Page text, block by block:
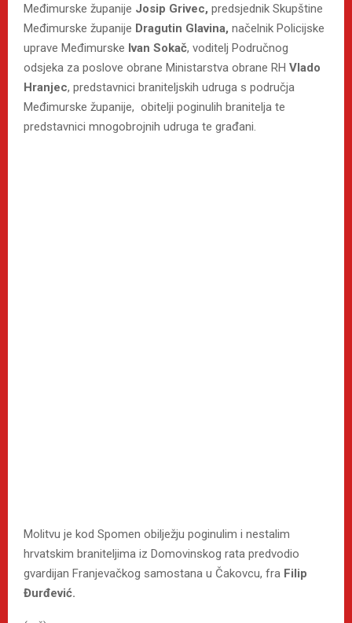
Međimurske županije Josip Grivec, predsjednik Skupštine
Međimurske županije Dragutin Glavina, načelnik Policijske
uprave Međimurske Ivan Sokač, voditelj Područnog
odsjeka za poslove obrane Ministarstva obrane RH Vlado
Hranjec, predstavnici braniteljskih udruga s područja
Međimurske županije, obitelji poginulih branitelja te
predstavnici mnogobrojnih udruga te građani.
Molitvu je kod Spomen obilježju poginulim i nestalim
hrvatskim braniteljima iz Domovinskog rata predvodio
gvardijan Franjevačkog samostana u Čakovcu, fra Filip
Đurđević.